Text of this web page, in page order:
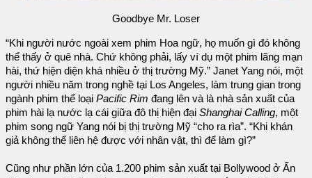
Goodbye Mr. Loser
“Khi người nước ngoài xem phim Hoa ngữ, họ muốn gì đó không
thể thấy ở quê nhà. Chứ không phải, lấy ví dụ một phim lãng mạn
hài, thứ hiện diện khá nhiều ở thị trường Mỹ.” Janet Yang nói, một
người nhiều năm trong nghề tại Los Angeles, làm trung gian trong
ngành phim thể loại Pacific Rim đang lên và là nhà sản xuất của
phim hài lạ nước lạ cái giữa đô thị hiện đại Shanghai Calling, một
phim song ngữ Yang nói bị thị trường Mỹ “cho ra rìa”. “Khi khán
giả không thể liên hệ được với nhân vật, thì để làm gì?”
Cũng như phần lớn của 1.200 phim sản xuất tại Bollywood ở Ấn